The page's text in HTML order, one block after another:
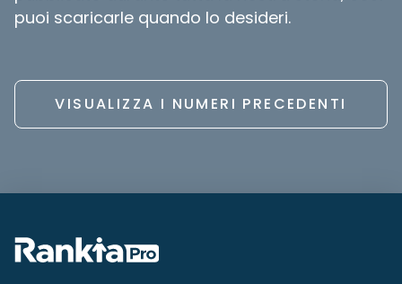
puoi scaricarle quando lo desideri.
VISUALIZZA I NUMERI PRECEDENTI